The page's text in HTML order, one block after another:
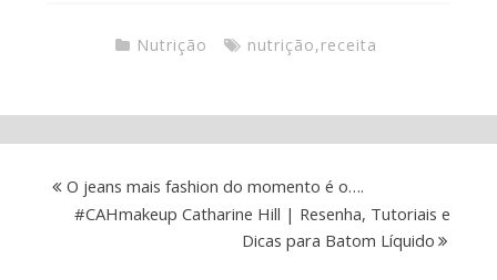
Nutrição nutrição,receita
O jeans mais fashion do momento é o….
#CAHmakeup Catharine Hill | Resenha, Tutoriais e
Dicas para Batom Líquido